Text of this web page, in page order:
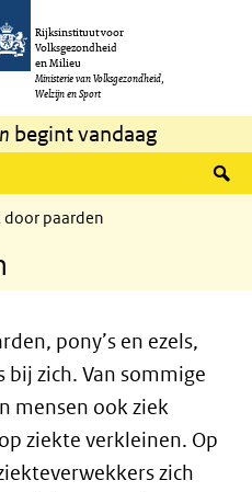
Rijksinstituut voor
Volksgezondheid
en Milieu
Ministerie van Volksgezondheid,
Welzijn en Sport
begint vandaag
door paarden
pony’s en ezels,
zich. Van sommige
mensen ook ziek
ziekte verkleinen. Op
zich